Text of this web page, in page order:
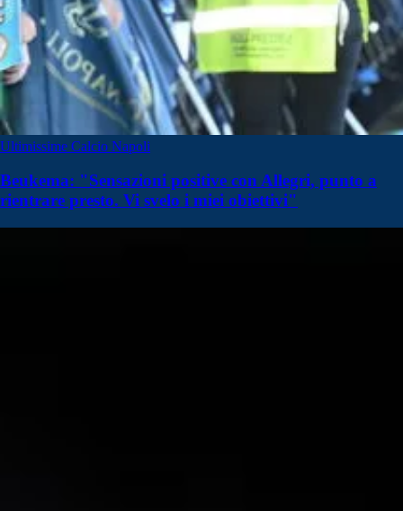
Ultimissime Calcio Napoli
Beukema: "Sensazioni positive con Allegri, punto a
rientrare presto. Vi svelo i miei obiettivi"